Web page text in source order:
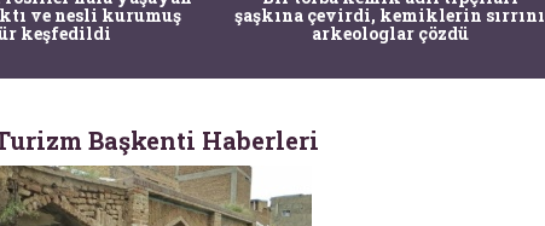
ve nesli kurumuş
keşfedildi
şaşkına çevirdi, kemiklerin sırrını
arkeologlar çözdü
Başkenti Haberleri